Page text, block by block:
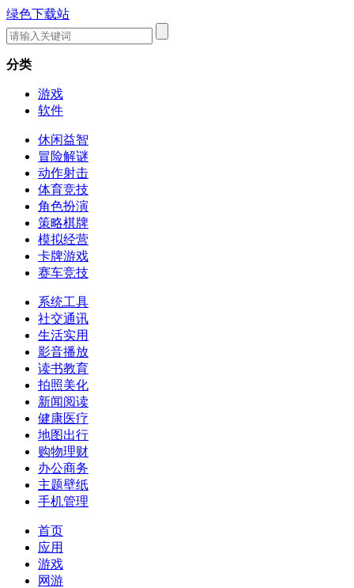
绿色下载站
分类
游戏
软件
休闲益智
冒险解谜
动作射击
体育竞技
角色扮演
策略棋牌
模拟经营
卡牌游戏
赛车竞技
系统工具
社交通讯
生活实用
影音播放
读书教育
拍照美化
新闻阅读
健康医疗
地图出行
购物理财
办公商务
主题壁纸
手机管理
首页
应用
游戏
网游